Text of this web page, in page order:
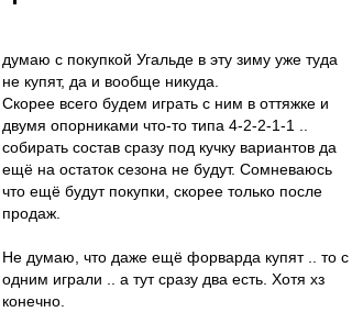
думаю с покупкой Угальде в эту зиму уже туда
не купят, да и вообще никуда.
Скорее всего будем играть с ним в оттяжке и
двумя опорниками что-то типа 4-2-2-1-1 ..
собирать состав сразу под кучку вариантов да
ещё на остаток сезона не будут. Сомневаюсь
что ещё будут покупки, скорее только после
продаж.
Не думаю, что даже ещё форварда купят .. то с
одним играли .. а тут сразу два есть. Хотя хз
конечно.